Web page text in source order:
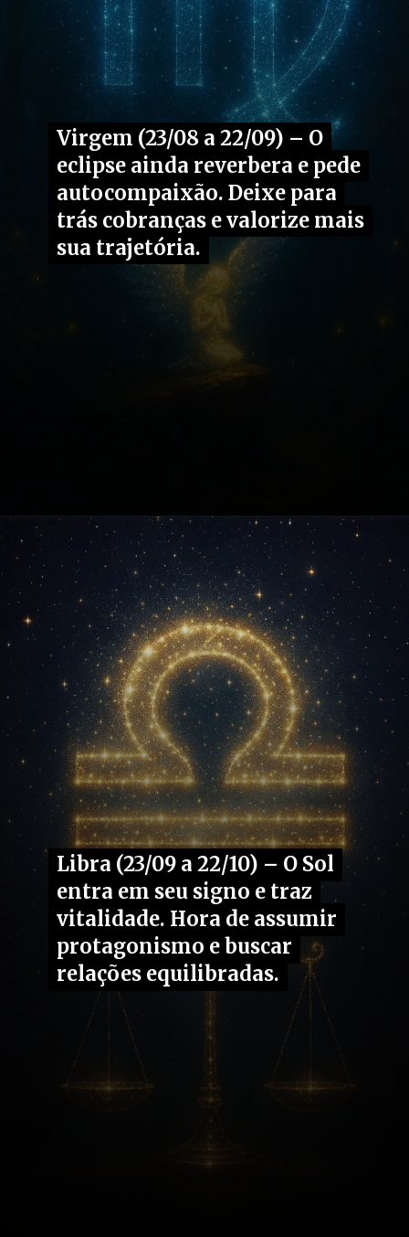
Virgem (23/08 a 22/09) – O
eclipse ainda reverbera e pede
autocompaixão. Deixe para
trás cobranças e valorize mais
sua trajetória.
Virgem (23/08 a 22/09) – O
eclipse ainda reverbera e pede
autocompaixão. Deixe para
trás cobranças e valorize mais
sua trajetória.
Opening https://fusne.com/vida
Libra (23/09 a 22/10) – O Sol
entra em seu signo e traz
vitalidade. Hora de assumir
protagonismo e buscar
relações equilibradas.
Libra (23/09 a 22/10) – O Sol
entra em seu signo e traz
vitalidade. Hora de assumir
protagonismo e buscar
relações equilibradas.